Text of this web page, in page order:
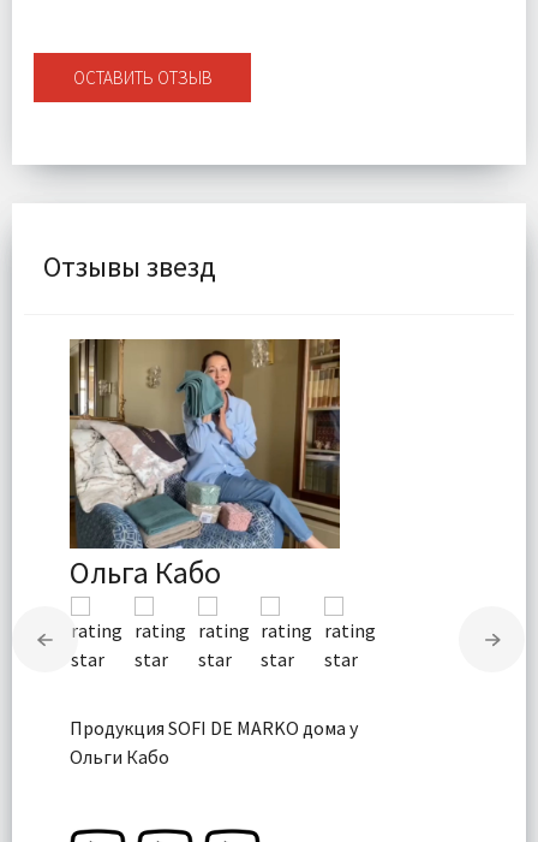
ОСТАВИТЬ ОТЗЫВ
Отзывы звезд
Ольга Кабо
Продукция SOFI DE MARKO дома у
Ольги Кабо